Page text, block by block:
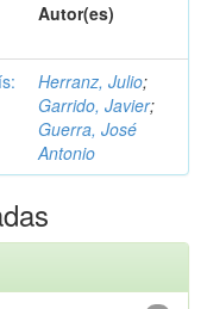
Autor(es)
Herranz, Julio;
Garrido, Javier;
Guerra, José
Antonio